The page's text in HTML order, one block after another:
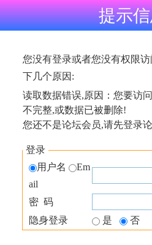
提示
您没有登录或者您没有权限
下几个原因:
读取数据错误,原因：您要访
不完整,或数据已被删除!
您还不是论坛会员,请先登录
登录
用户名
Em
ail
密 码
隐身登录
是 否